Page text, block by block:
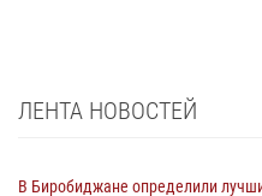
ЛЕНТА НОВОСТЕЙ
В Биробиджане определили